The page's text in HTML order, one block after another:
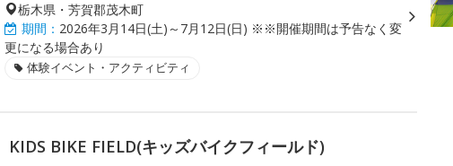
栃木県・芳賀郡茂木町
期間： 2026年3月14日(土)～7月12日(日) ※※開催期間は予告なく変
更になる場合あり
体験イベント・アクティビティ
KIDS BIKE FIELD(キッズバイクフィールド)